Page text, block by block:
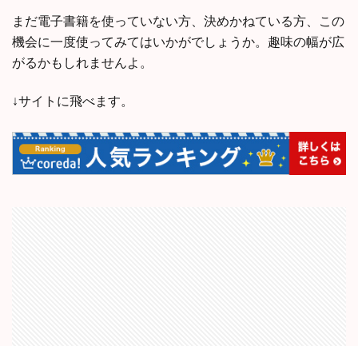
まだ電子書籍を使っていない方、決めかねている方、この
機会に一度使ってみてはいかがでしょうか。趣味の幅が広
がるかもしれませんよ。
↓サイトに飛べます。